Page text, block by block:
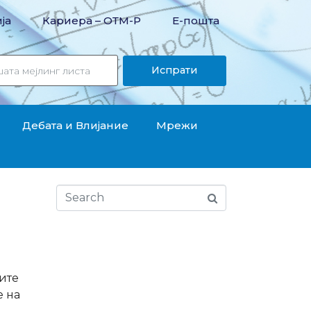
Кариера – OТМ-Р Е-пошта
Испрати
Дебата и Влијание Мрежи
на